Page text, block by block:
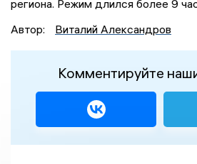
региона. Режим длился более 9
Автор:
Виталий Александров
Комментируйте